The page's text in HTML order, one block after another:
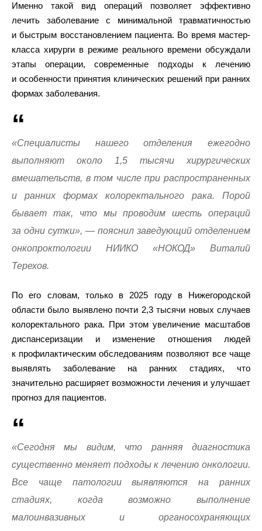
Именно такой вид операций позволяет эффективно
лечить заболевание с минимальной травматичностью
и быстрым восстановлением пациента. Во время мастер-
класса хирурги в режиме реального времени обсуждали
этапы операции, современные подходы к лечению
и особенности принятия клинических решений при ранних
формах заболевания.
«Специалисты нашего отделения ежегодно
выполняют около 1,5 тысячи хирургических
вмешательств, в том числе при распространенных
и ранних формах колоректального рака. Порой
бывает так, что мы проводим шесть операций
за одни сутки», — пояснил заведующий отделением
онкопроктологии НИИКО «НОКОД» Виталий
Терехов.
По его словам, только в 2025 году в Нижегородской
области было выявлено почти 2,3 тысячи новых случаев
колоректального рака. При этом увеличение масштабов
диспансеризации и изменение отношения людей
к профилактическим обследованиям позволяют все чаще
выявлять заболевание на ранних стадиях, что
значительно расширяет возможности лечения и улучшает
прогноз для пациентов.
«Сегодня мы видим, что ранняя диагностика
существенно меняет подходы к лечению онкологии.
Все чаще патологии выявляются на ранних
стадиях, когда возможно выполнение
малоинвазивных и органосохраняющих